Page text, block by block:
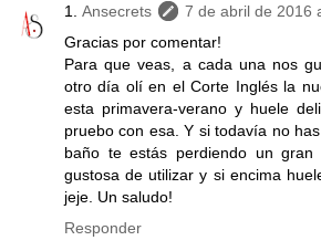
Ansecrets
7 de abril de 2016
Gracias por comentar!
Para que veas, a cada una nos
otro día olí en el Corte Inglés la
esta primavera-verano y huele
pruebo con esa. Y si todavía no
baño te estás perdiendo un
gustosa de utilizar y si encima
jeje. Un saludo!
Responder